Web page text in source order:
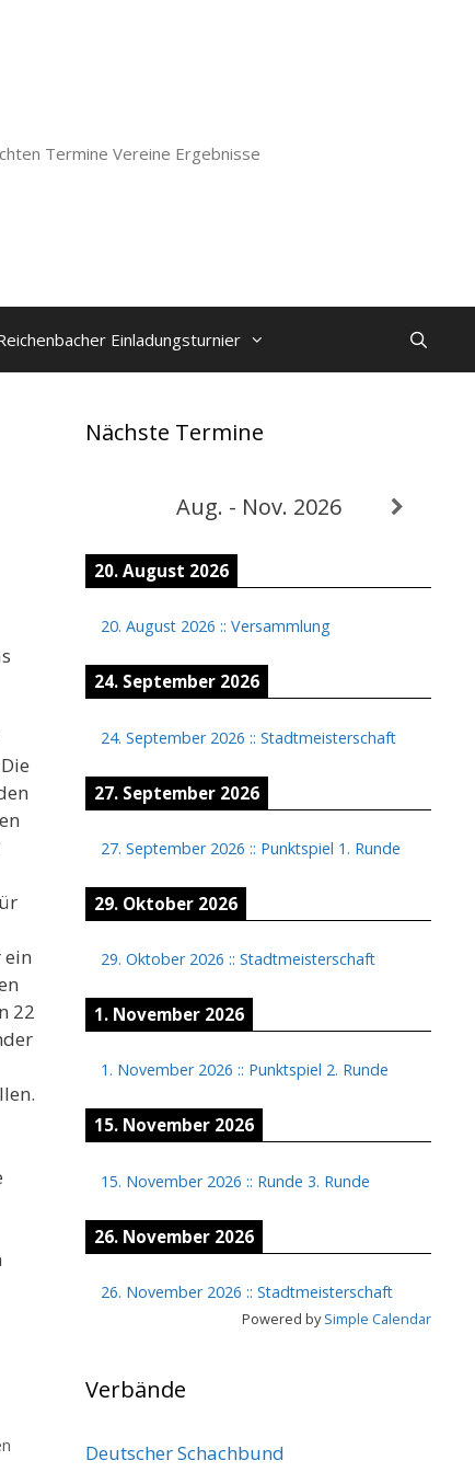
Termine Vereine Ergebnisse
Einladungsturnier
ein
22
Nächste Termine
Aug. - Nov. 2026
20. August 2026
20. August 2026 :: Versammlung
24. September 2026
24. September 2026 :: Stadtmeisterschaft
27. September 2026
27. September 2026 :: Punktspiel 1. Runde
29. Oktober 2026
29. Oktober 2026 :: Stadtmeisterschaft
1. November 2026
1. November 2026 :: Punktspiel 2. Runde
15. November 2026
15. November 2026 :: Runde 3. Runde
26. November 2026
26. November 2026 :: Stadtmeisterschaft
Powered bySimple Calendar
Verbände
Deutscher Schachbund